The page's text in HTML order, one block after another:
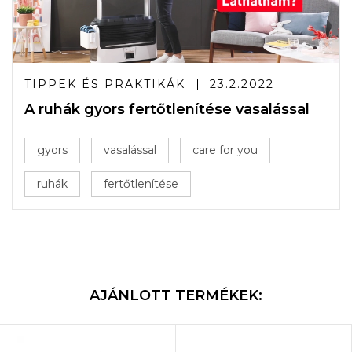
TIPPEK ÉS PRAKTIKÁK 23.2.2022
A ruhák gyors fertőtlenítése vasalással
gyors vasalással care for you
ruhák fertőtlenítése
AJÁNLOTT TERMÉKEK: